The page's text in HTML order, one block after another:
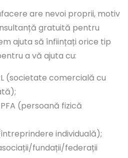
are nevoi proprii, motiv
gratuită pentru
ajuta să înființați orice tip
a vă ajuta cu:
(societate comercială cu
(persoană fizică
individuală);
fundații/federații